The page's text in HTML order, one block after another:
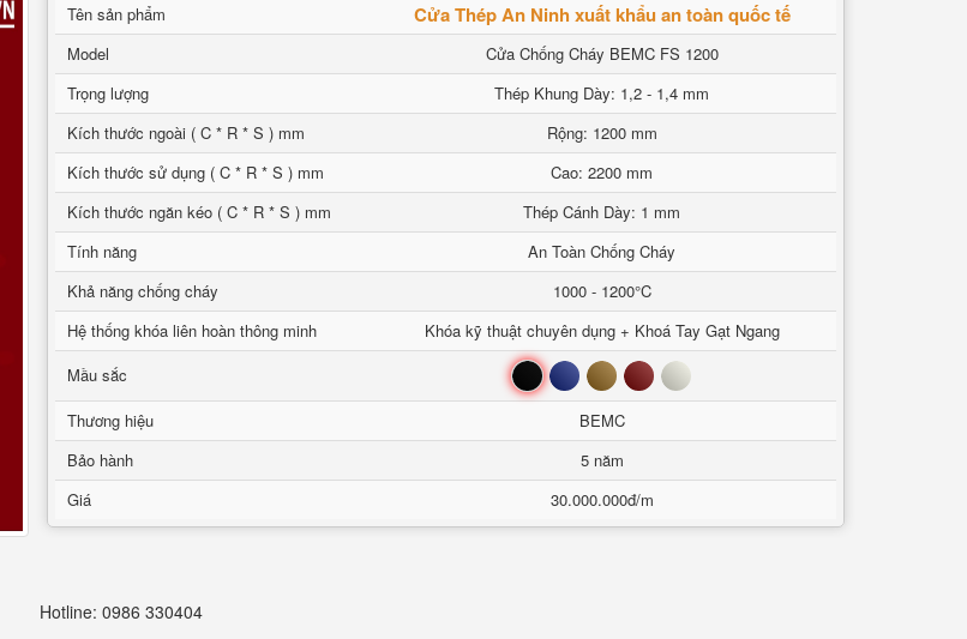
Tên sản phẩm Cửa Thép An Ninh xuất khẩu an toàn quốc tế
Model
Cửa Chống Cháy BEMC FS 1200
Trọng lượng
Thép Khung Dày: 1,2 - 1,4 mm
Kích thước ngoài ( C * R * S ) mm
Rộng: 1200 mm
Kích thước sử dụng ( C * R * S ) mm
Cao: 2200 mm
Kích thước ngăn kéo ( C * R * S ) mm
Thép Cánh Dày: 1 mm
Tính năng
An Toàn Chống Cháy
Khả năng chống cháy
1000 - 1200°C
Hệ thống khóa liên hoàn thông minh
Khóa kỹ thuật chuyên dụng + Khoá Tay Gạt Ngang
Mầu sắc
Đen Xanh Nâu Đỏ Trắng
Thương hiệu
BEMC
Bảo hành
5 năm
Giá
30.000.000đ/m
Hotline: 0986 330404